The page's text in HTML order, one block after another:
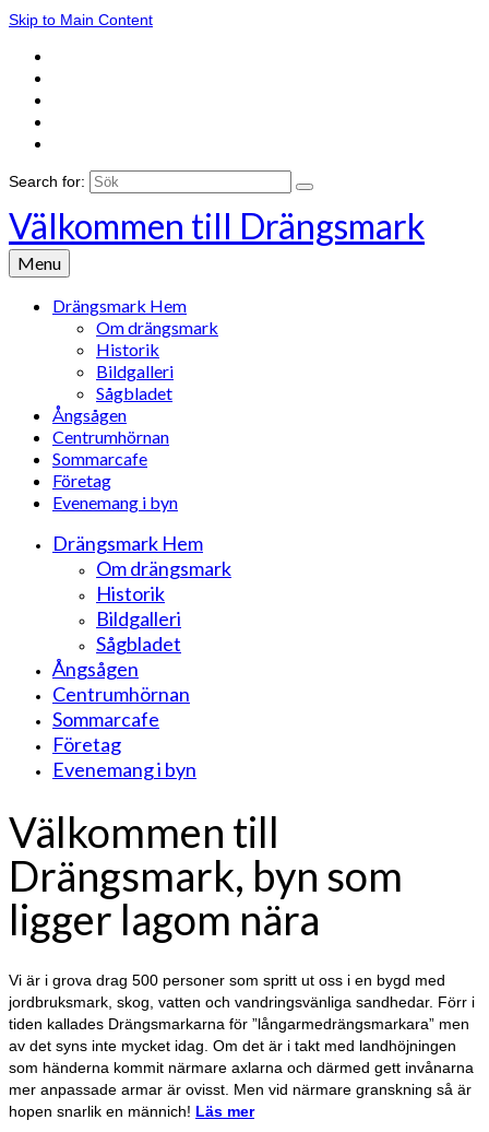
Skip to Main Content
Search for:
Välkommen till Drängsmark
Menu
Drängsmark Hem
Om drängsmark
Historik
Bildgalleri
Sågbladet
Ångsågen
Centrumhörnan
Sommarcafe
Företag
Evenemang i byn
Drängsmark Hem
Om drängsmark
Historik
Bildgalleri
Sågbladet
Ångsågen
Centrumhörnan
Sommarcafe
Företag
Evenemang i byn
Välkommen till
Drängsmark, byn som
ligger lagom nära
Vi är i grova drag 500 personer som spritt ut oss i en bygd med
jordbruksmark, skog, vatten och vandringsvänliga sandhedar. Förr i
tiden kallades Drängsmarkarna för ”långarmedrängsmarkara” men
av det syns inte mycket idag. Om det är i takt med landhöjningen
som händerna kommit närmare axlarna och därmed gett invånarna
mer anpassade armar är ovisst. Men vid närmare granskning så är
hopen snarlik en männich! Läs mer